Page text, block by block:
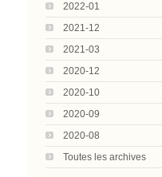
2022-01
2021-12
2021-03
2020-12
2020-10
2020-09
2020-08
Toutes les archives